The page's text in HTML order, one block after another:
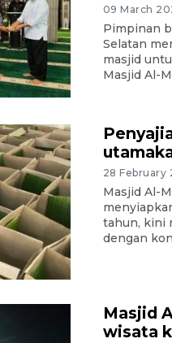
09 March
Pimpinan
Selatan
masjid
Masjid Al-
28 February
Masjid Al-
tahun, kini
dengan
Masjid
wisata